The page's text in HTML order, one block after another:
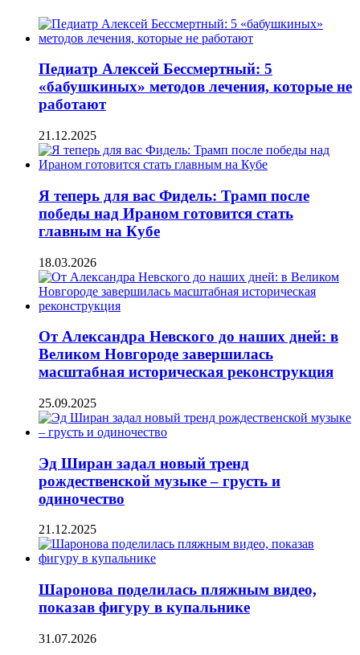
Педиатр Алексей Бессмертный: 5
«бабушкиных» методов лечения, которые не
работают
21.12.2025
Я теперь для вас Фидель: Трамп после
победы над Ираном готовится стать
главным на Кубе
18.03.2026
От Александра Невского до наших дней: в
Великом Новгороде завершилась
масштабная историческая реконструкция
25.09.2025
Эд Ширан задал новый тренд
рождественской музыке – грусть и
одиночество
21.12.2025
Шаронова поделилась пляжным видео,
показав фигуру в купальнике
31.07.2026